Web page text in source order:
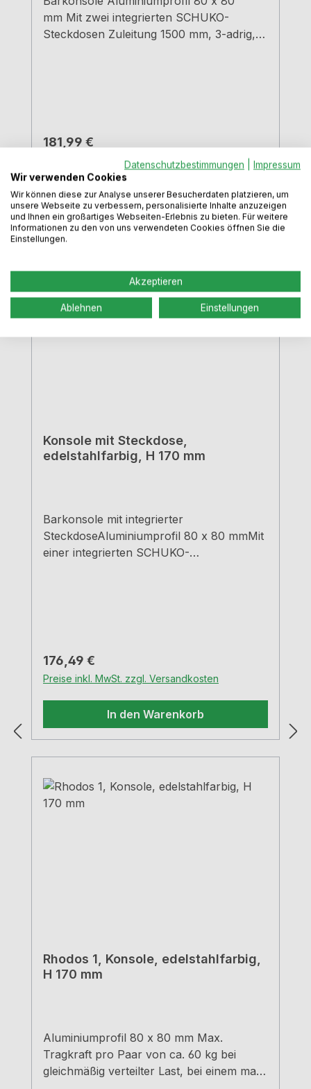
mm Mit zwei integrierten SCHUKO-
Steckdosen Zuleitung 1500 mm, 3-adrig,
25,0 cm
Regulärer Preis:
181,99 €
Preise inkl. MwSt. zzgl. Versandkosten
In den Warenkorb
Konsole mit Steckdose,
edelstahlfarbig, H 170 mm
Barkonsole mit integrierter
SteckdoseAluminiumprofil 80 x 80 mmMit
einer integrierten SCHUKO-
einem max. Überstand der Platten von
25,0 cm
Regulärer Preis:
176,49 €
Preise inkl. MwSt. zzgl. Versandkosten
In den Warenkorb
Rhodos 1, Konsole, edelstahlfarbig,
H 170 mm
Aluminiumprofil 80 x 80 mm Max.
Tragkraft pro Paar von ca. 60 kg bei
gleichmäßig verteilter Last, bei einem max.
Datenschutzbestimmungen
Impressum
Wir verwenden Cookies
Wir können diese zur Analyse unserer Besucherdaten platzieren, um
unsere Webseite zu verbessern, personalisierte Inhalte anzuzeigen
und Ihnen ein großartiges Webseiten-Erlebnis zu bieten. Für weitere
Informationen zu den von uns verwendeten Cookies öffnen Sie die
Einstellungen.
Akzeptieren
Ablehnen Einstellungen